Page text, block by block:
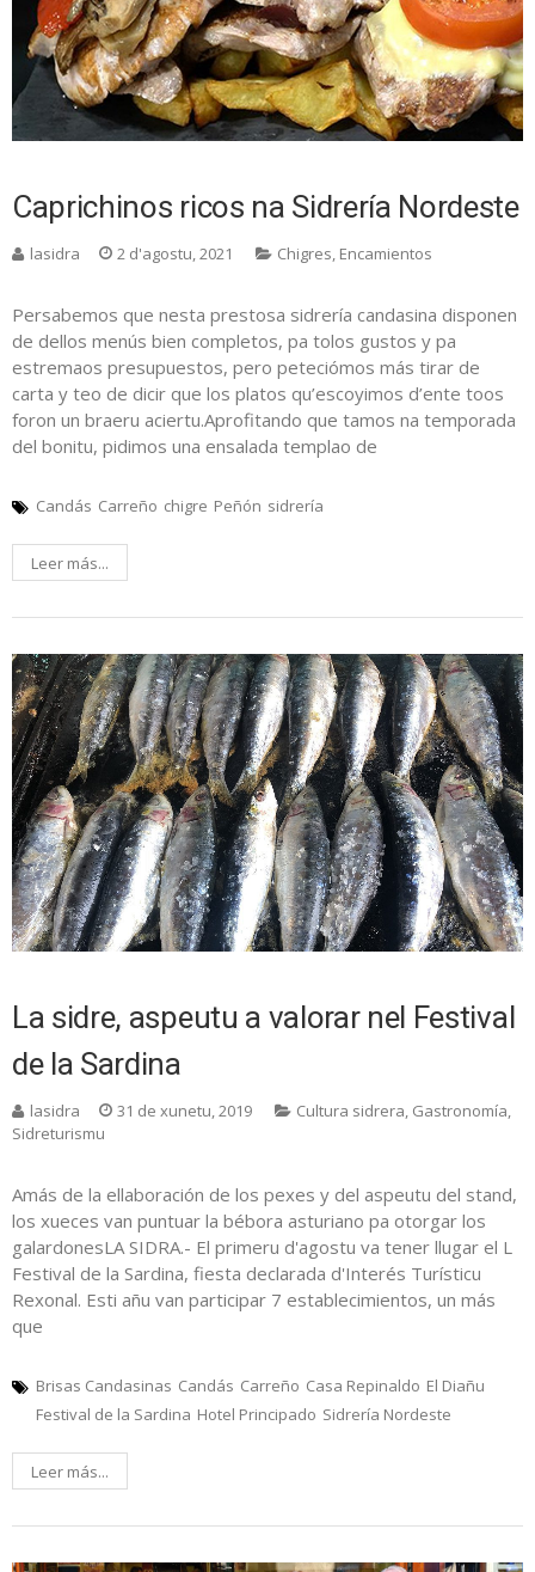
Caprichinos ricos na Sidrería Nordeste
lasidra 2 d'agostu, 2021 Chigres, Encamientos
Persabemos que nesta prestosa sidrería candasina disponen
de dellos menús bien completos, pa tolos gustos y pa
estremaos presupuestos, pero peteciómos más tirar de
carta y teo de dicir que los platos qu’escoyimos d’ente toos
foron un braeru aciertu.Aprofitando que tamos na temporada
del bonitu, pidimos una ensalada templao de
Candás Carreño chigre Peñón sidrería
Leer más...
La sidre, aspeutu a valorar nel Festival
de la Sardina
lasidra 31 de xunetu, 2019 Cultura sidrera, Gastronomía,
Sidreturismu
Amás de la ellaboración de los pexes y del aspeutu del stand,
los xueces van puntuar la bébora asturiano pa otorgar los
galardonesLA SIDRA.- El primeru d'agostu va tener llugar el L
Festival de la Sardina, fiesta declarada d'Interés Turísticu
Rexonal. Esti añu van participar 7 establecimientos, un más
que
Brisas Candasinas Candás Carreño Casa Repinaldo El Diañu
Festival de la Sardina Hotel Principado Sidrería Nordeste
Leer más...